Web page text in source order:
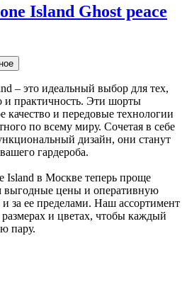
Island Ghost peace
– это идеальный выбор для тех,
и практичность. Эти шорты
качество и передовые технологии
по всему миру. Сочетая в себе
дизайн, они станут
гардероба.
Island в Москве теперь проще
выгодные цены и оперативную
и за ее пределами. Наш ассортимент
и цветах, чтобы каждый
пару.